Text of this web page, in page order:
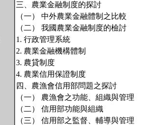
三、農業金融制度的探討
（一） 中外農業金融體制之比較
（二） 我國農業金融制度的檢討
1. 行政管理系統
2. 農業金融機構體制
3. 農貸制度
4. 農業信用保證制度
四、農漁會信用部問題之探討
（一） 農漁會之功能、組織與管理
（二） 信用部功能與組織
（三） 信用部之監督、輔導與管理